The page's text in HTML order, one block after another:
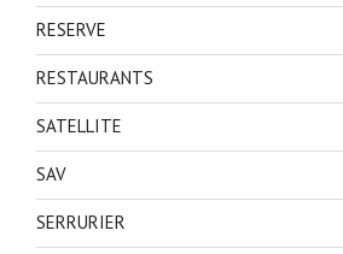
RESERVE
RESTAURANTS
SATELLITE
SAV
SERRURIER